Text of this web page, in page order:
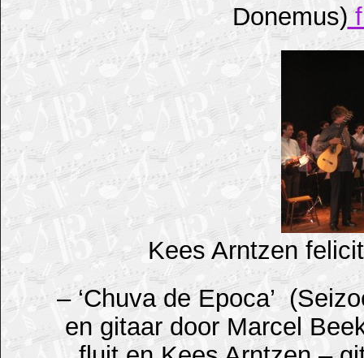
Donemus)
Kees Arntzen
– ‘Chuva de Epoca’
en gitaar door Marcel